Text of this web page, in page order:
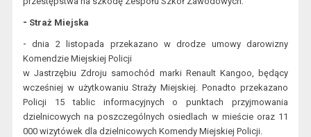
- Straż Miejska
-dnia 2 listopada przekazano w drodze umowy darowizny
Komendzie Miejskiej Policji
w Jastrzębiu Zdroju samochód marki Renault Kangoo, będący
wcześniej w użytkowaniu Straży Miejskiej. Ponadto przekazano
Policji 15 tablic informacyjnych o punktach przyjmowania
dzielnicowych na poszczególnych osiedlach w mieście oraz 11
000 wizytówek dla dzielnicowych Komendy Miejskiej Policji.